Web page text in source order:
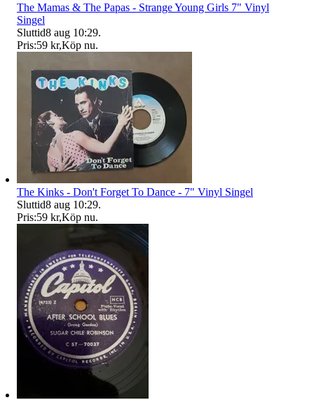
The Mamas & The Papas - Strange Young Girls 7" Vinyl
Singel
Sluttid8 aug 10:29.
Pris:59 kr,Köp nu.
The Kinks - Don't Forget To Dance - 7" Vinyl Singel
Sluttid8 aug 10:29.
Pris:59 kr,Köp nu.